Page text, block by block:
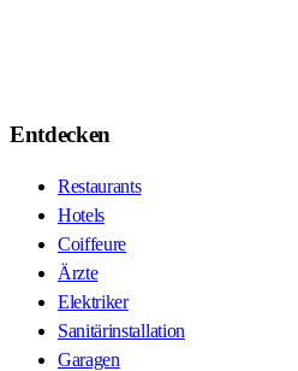
Entdecken
Restaurants
Hotels
Coiffeure
Ärzte
Elektriker
Sanitärinstallation
Garagen